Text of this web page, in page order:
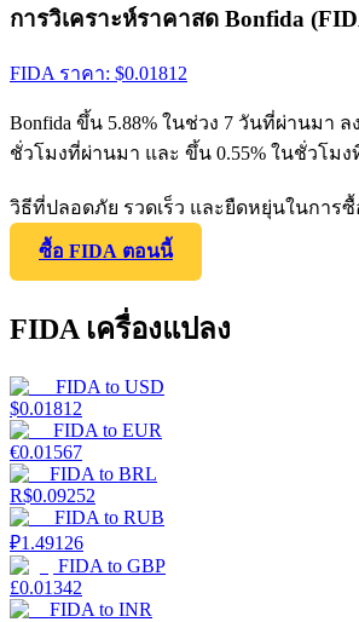
การวิเคราะห์ราคาสด Bonfida
FIDA ราคา: $0.01812
Bonfida ขึ้น 5.88% ในช่วง 7 วันที่ผ่านมา ล
ชั่วโมงที่ผ่านมา และ ขึ้น 0.55% ในชั่วโม
วิธีที่ปลอดภัย รวดเร็ว และยืดหยุ่นในการซื้
ซื้อ FIDA ตอนนี้
FIDA เครื่องแปลง
FIDA to USD
$0.01812
FIDA to EUR
€0.01567
FIDA to BRL
R$0.09252
FIDA to RUB
₽1.49126
FIDA to GBP
£0.01342
FIDA to INR